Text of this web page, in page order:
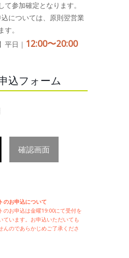
て参加確定となります。
については、原則翌営業
。
平日｜ 12:00〜20:00
込フォーム
確認画面
のお申込について
のお申込は金曜19:00にて受付を
ています。お申込いただいても
んのであらかじめご了承くださ